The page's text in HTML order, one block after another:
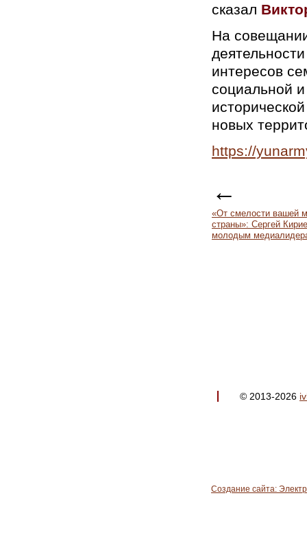
сказал
На
интересов
социальной
новых
https://
←
«От смелости вашей
страны»: Сергей
молодым
© 2013-2026
Создание сайта: